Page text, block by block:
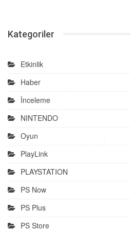
Kategoriler
Etkinlik
Haber
İnceleme
NINTENDO
Oyun
PlayLink
PLAYSTATION
PS Now
PS Plus
PS Store